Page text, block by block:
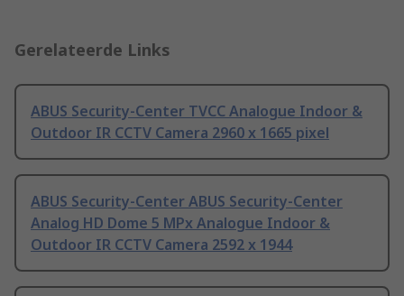
Gerelateerde Links
ABUS Security-Center TVCC Analogue Indoor &
Outdoor IR CCTV Camera 2960 x 1665 pixel
ABUS Security-Center ABUS Security-Center
Analog HD Dome 5 MPx Analogue Indoor &
Outdoor IR CCTV Camera 2592 x 1944